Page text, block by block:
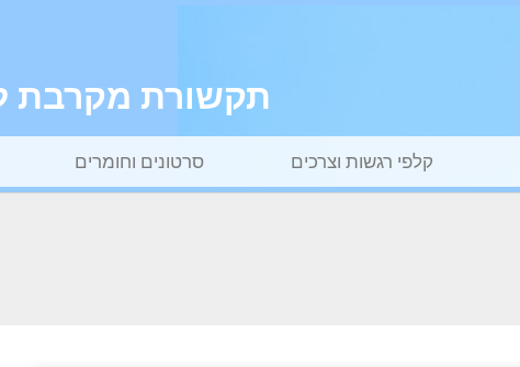
תקשורת מקרבת
קלפי רגשות וצרכים סרטונים וחומרים